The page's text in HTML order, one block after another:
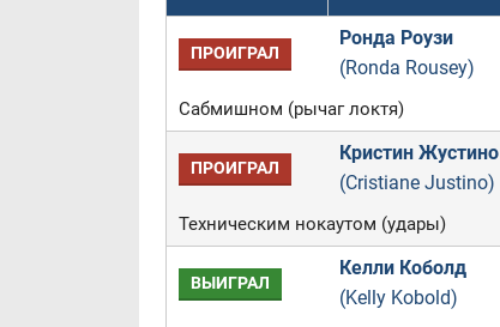
ПРОИГРАЛ
Ронда Роузи
(Ronda Rousey)
Сабмишном (рычаг локтя)
ПРОИГРАЛ
Кристин Жустино
(Cristiane Justino)
Техническим нокаутом (удары)
ВЫИГРАЛ
Келли Коболд
(Kelly Kobold)